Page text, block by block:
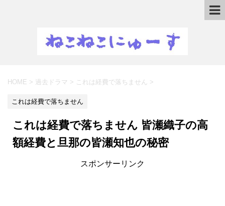
HOME > 過去ドラマ > これは経費で落ちません >
これは経費で落ちません
これは経費で落ちません 皆瀬織子の高
額経費と旦那の皆瀬知也の秘密
スポンサーリンク